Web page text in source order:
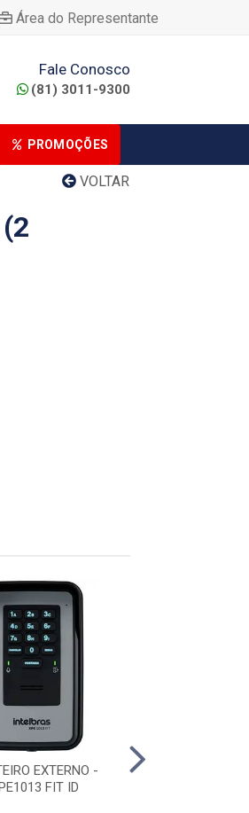
Área do Representante
Fale Conosco
(81) 3011-9300
PROMOÇÕES
VOLTAR
EXTERNO -
FIT ID